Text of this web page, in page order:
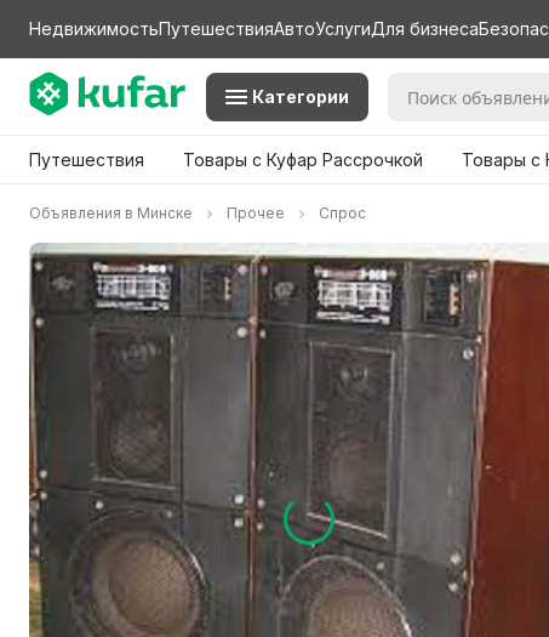
НедвижимостьПутешествияАвтоУслугиДля бизнеса
Категории
Путешествия Товары с Куфар Рассрочкой Товары с
Объявления в Минске Прочее Спрос